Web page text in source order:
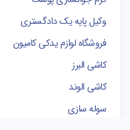
وکیل پایه یک دادگستری
فروشگاه لوازم یدکی کامیون
کاشی البرز
کاشی الوند
سوله سازی